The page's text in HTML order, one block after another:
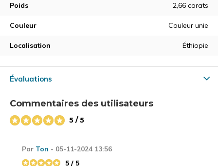
Poids 2,66 carats
Couleur Couleur unie
Localisation Éthiopie
Évaluations
Commentaires des utilisateurs
5 / 5
Par Ton - 05-11-2024 13:56
5 / 5